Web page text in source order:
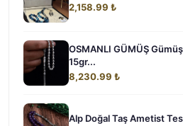
2,158.99 ₺
OSMANLI GÜMÜŞ
15gr...
8,230.99 ₺
Alp Doğal Taş Ametist